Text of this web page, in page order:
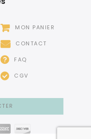
MON PANIER
CONTACT
FAQ
CGV